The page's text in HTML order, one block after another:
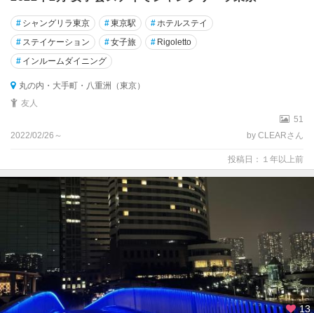
# シャングリラ東京 #東京駅 #ホテルステイ
# ステイケーション #女子旅 # Rigoletto
# インルームダイニング
丸の内・大手町・八重洲（東京）
友人
51
2022/02/26～
by CLEARさん
投稿日：１年以上前
13